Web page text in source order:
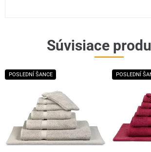
Súvisiace
POSLEDNÍ ŠANCE POSLEDNÍ